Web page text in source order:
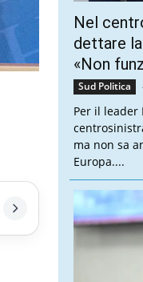
Nel
dettare
«Non
Sud Politica
Per il leader
ma non sa
Europa....